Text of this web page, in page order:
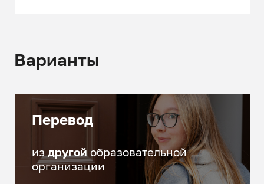
Железнодорожное право
Воздушное право
Морское и речное право
Правовое регулирование
беспилотных транспортных
средств
Варианты
Перевод
издругой образовательной
организации